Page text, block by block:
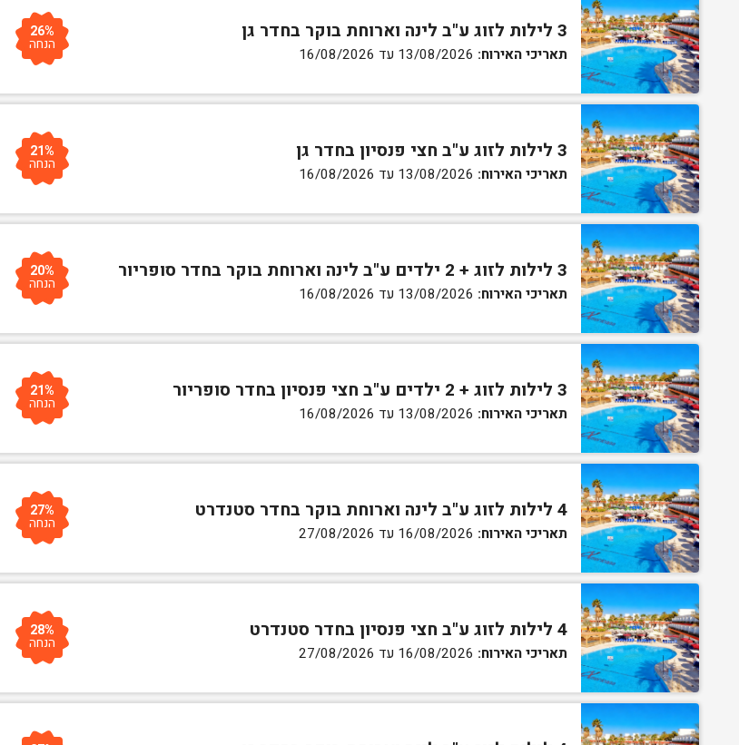
3 לילות לזוג ע"ב לינה וארוחת בוקר בחדר גן
תאריכי האירוח:
26%
הנחה
3 לילות לזוג ע"ב חצי פנסיון בחדר גן
תאריכי האירוח:
21%
הנחה
3 לילות לזוג + 2 ילדים ע"ב לינה וארוחת בוקר בחדר סופריור
תאריכי האירוח:
20%
הנחה
3 לילות לזוג + 2 ילדים ע"ב חצי פנסיון בחדר סופריור
תאריכי האירוח:
21%
הנחה
4 לילות לזוג ע"ב לינה וארוחת בוקר בחדר סטנדרט
תאריכי האירוח:
27%
הנחה
4 לילות לזוג ע"ב חצי פנסיון בחדר סטנדרט
תאריכי האירוח:
28%
הנחה